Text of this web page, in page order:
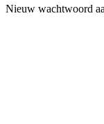
Nieuw wachtwoord